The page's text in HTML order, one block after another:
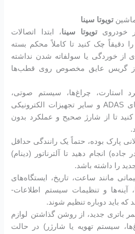
ماشینتویوتا سینا
خودرویتویوتا سینا، ابتدا اتصالات
چک کنید تا کاملاً محکم بسته
از خوردگی یا سولفاته شدن نداشته
از گریس عایق مخصوص روی قطب‌ها
استارت، چراغ‌ها، سیستم صوتی،
نمایشگر بزرگ، سنسورهای ADAS و سایر تجهیزات الکترونیکی
تا از شارژ صحیح و عملکرد بدون
پارک بوده، حتماً یک رانندگی حداقل
در جاده) انجام دهید تا آلترناتور (دینام)
را داشته باشد.
مانند ساعت، تاریخ، ایستگاه‌های
آینه‌ها و تنظیمات سیستم اطلاعات-
باید دوباره تنظیم شوند.
باتری جدید، از روشن گذاشتن لوازم
سیستم تهویه یا شارژر) در حالت